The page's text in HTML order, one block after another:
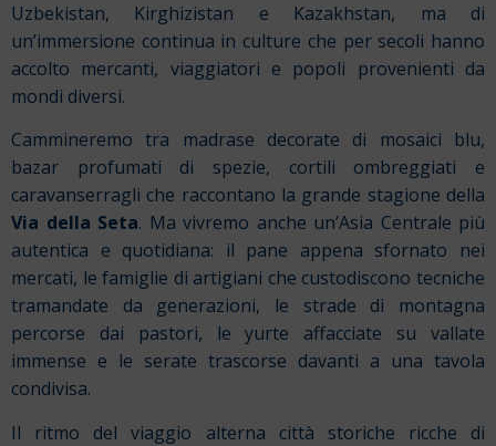
Uzbekistan, Kirghizistan e Kazakhstan, ma di
un’immersione continua in culture che per secoli hanno
accolto mercanti, viaggiatori e popoli provenienti da
mondi diversi.
Cammineremo tra madrase decorate di mosaici blu,
bazar profumati di spezie, cortili ombreggiati e
caravanserragli che raccontano la grande stagione della
Via della Seta. Ma vivremo anche un’Asia Centrale più
autentica e quotidiana: il pane appena sfornato nei
mercati, le famiglie di artigiani che custodiscono tecniche
tramandate da generazioni, le strade di montagna
percorse dai pastori, le yurte affacciate su vallate
immense e le serate trascorse davanti a una tavola
condivisa.
Il ritmo del viaggio alterna città storiche ricche di